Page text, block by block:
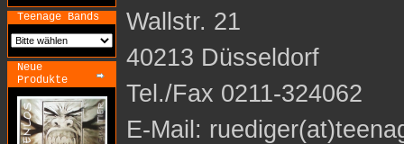
Teenage Bands
Neue
Produkte
Wallstr. 21
40213 Düsseldorf
Tel./Fax 0211-324062
E-Mail: